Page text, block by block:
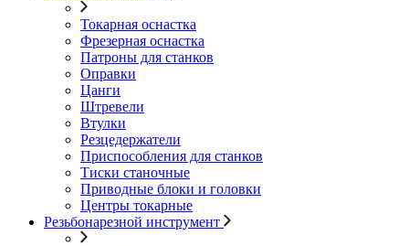
Токарная оснастка
Фрезерная оснастка
Патроны для станков
Оправки
Цанги
Штревели
Втулки
Резцедержатели
Приспособления для станков
Тиски станочные
Приводные блоки и головки
Центры токарные
Резьбонарезной инструмент